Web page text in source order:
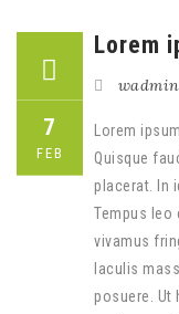
7
FEB
Lorem
Lorem
Quisque
placerat. In
Tempus leo
vivamus
Iaculis
posuere. Ut